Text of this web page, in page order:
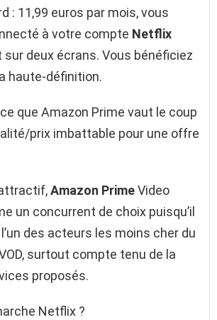
: 11,99 euros par mois, vous
à votre compte Netflix
deux écrans. Vous bénéficiez
haute-définition.
que Amazon Prime vaut le coup
prix imbattable pour une offre
Amazon PrimeVideo
un concurrent de choix puisqu’il
l’un des acteurs les moins cher du
surtout compte tenu de la
proposés.
Netflix ?